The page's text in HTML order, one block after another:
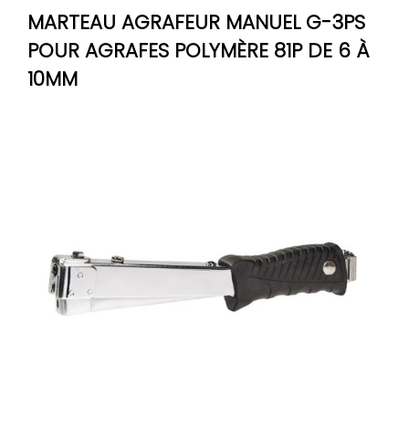
MARTEAU AGRAFEUR MANUEL G-3PS
POUR AGRAFES POLYMÈRE 81P DE 6 À
10MM